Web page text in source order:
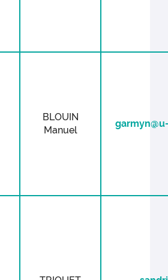
BLOUIN
Manuel